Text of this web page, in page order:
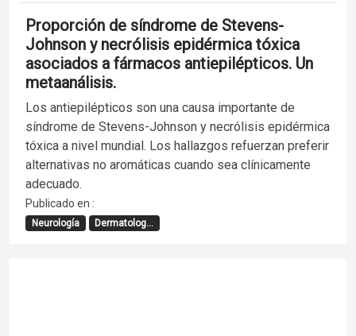
Proporción de síndrome de Stevens-
Johnson y necrólisis epidérmica tóxica
asociados a fármacos antiepilépticos. Un
metaanálisis.
Los antiepilépticos son una causa importante de
síndrome de Stevens-Johnson y necrólisis epidérmica
tóxica a nivel mundial. Los hallazgos refuerzan preferir
alternativas no aromáticas cuando sea clínicamente
adecuado.
Publicado en :
Neurología Dermatolog...